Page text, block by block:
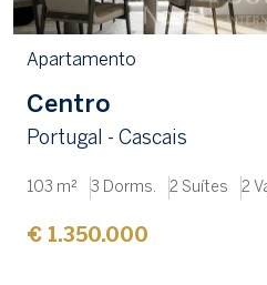
Apartamento
Centro
Portugal - Cascais
103 m² 3 Dorms. 2 Suítes 2
€ 1.350.000